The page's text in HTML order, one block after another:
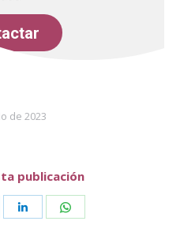
de 2023
publicación
Share